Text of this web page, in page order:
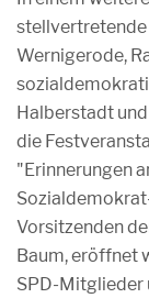
stellvertretende
Wernigerode,
Halberstadt
die
"Erinnerungen
Vorsitzenden
Baum, eröffnet
SPD-Mitglieder